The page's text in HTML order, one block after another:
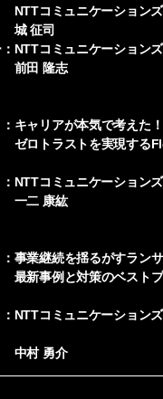
ニケーションズ株
司
NTTコミュニケーション
志
ャリアが本気で考えた！
トを実現する
コミュニケーションズ
紘
業継続を揺るがすランサ
対策のベストプラ
コミュニケーションズ
介